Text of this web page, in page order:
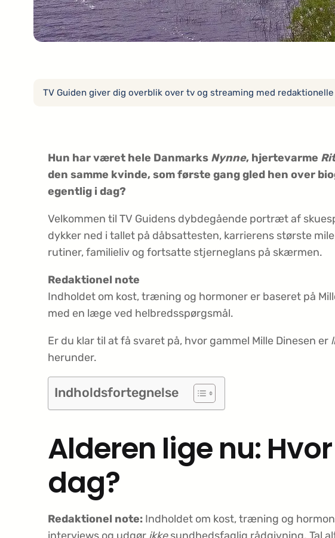
TV Guiden giver dig overblik over tv og streaming med
Hun har været hele Danmarks Nynne, hjertevarme
den samme kvinde, som første gang gled hen over
egentlig i dag?
Velkommen til TV Guidens dybdegående portræt af
dykker ned i tallet på dåbsattesten, karrierens største
rutiner, familieliv og fortsatte stjerneglans på skærmen.
Redaktionel note
Indholdet om kost, træning og hormoner er baseret på
med en læge ved helbredsspørgsmål.
Er du klar til at få svaret på, hvor gammel Mille Dinesen er
herunder.
Indholdsfortegnelse
Alderen lige nu:
dag?
Redaktionel note: Indholdet om kost, træning og